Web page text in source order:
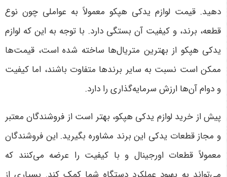
دهید. قیمت لوازم یدکی هپکو معمولاً به عواملی چون نوع
قطعه، برند، و کیفیت آن بستگی دارد. با توجه به این که لوازم
یدکی هپکو از بهترین متریال‌ها ساخته شده است، قیمت‌ها
ممکن است نسبت به سایر برندها متفاوت باشند، اما کیفیت
و دوام آن‌ها ارزش سرمایه‌گذاری را دارد.
پیش از خرید لوازم یدکی هپکو، بهتر است از فروشندگان معتبر
و مجاز قطعات یدکی این برند مشاوره بگیرید. این فروشندگان
معمولاً قطعات اورجینال و با کیفیت را عرضه می‌کنند که